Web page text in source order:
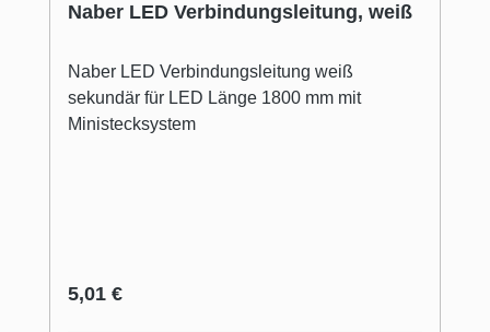
Naber LED Verbindungsleitung, weiß
Naber LED Verbindungsleitung weiß
sekundär für LED Länge 1800 mm mit
Ministecksystem
Regulärer Preis:
5,01 €